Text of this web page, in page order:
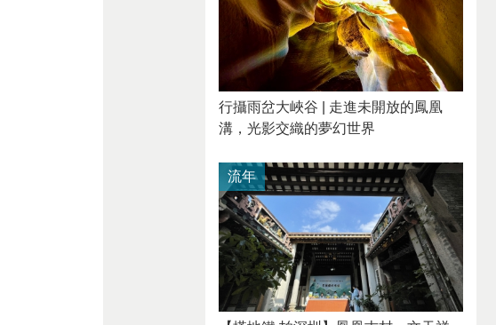
行攝雨岔大峽谷 | 走進未開放的鳳凰
溝，光影交織的夢幻世界
流年